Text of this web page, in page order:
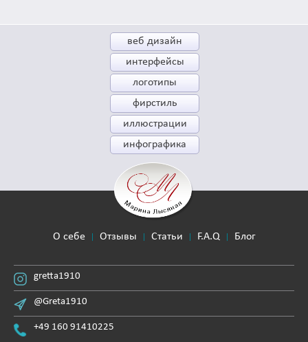
веб дизайн
интерфейсы
логотипы
фирстиль
иллюстрации
инфографика
О себе Отзывы Статьи F.A.Q Блог
gretta1910
@Greta1910
+49 160 91410225